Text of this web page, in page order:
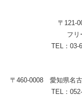
〒121-
フリ
TEL：03-
〒460-0008 愛知県名
TEL：